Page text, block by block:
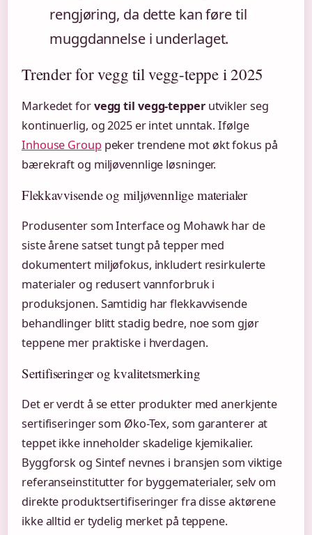
rengjøring, da dette kan føre til
muggdannelse i underlaget.
Trender for vegg til vegg-teppe i 2025
Markedet forvegg til vegg-tepperutvikler seg
kontinuerlig, og 2025 er intet unntak. Ifølge
Inhouse Grouppeker trendene mot økt fokus på
bærekraft og miljøvennlige løsninger.
Flekkavvisende og miljøvennlige materialer
Produsenter som Interface og Mohawk har de
siste årene satset tungt på tepper med
dokumentert miljøfokus, inkludert resirkulerte
materialer og redusert vannforbruk i
produksjonen. Samtidig har flekkavvisende
behandlinger blitt stadig bedre, noe som gjør
teppene mer praktiske i hverdagen.
Sertifiseringer og kvalitetsmerking
Det er verdt å se etter produkter med anerkjente
sertifiseringer som Øko-Tex, som garanterer at
teppet ikke inneholder skadelige kjemikalier.
Byggforsk og Sintef nevnes i bransjen som viktige
referanseinstitutter for byggematerialer, selv om
direkte produktsertifiseringer fra disse aktørene
ikke alltid er tydelig merket på teppene.